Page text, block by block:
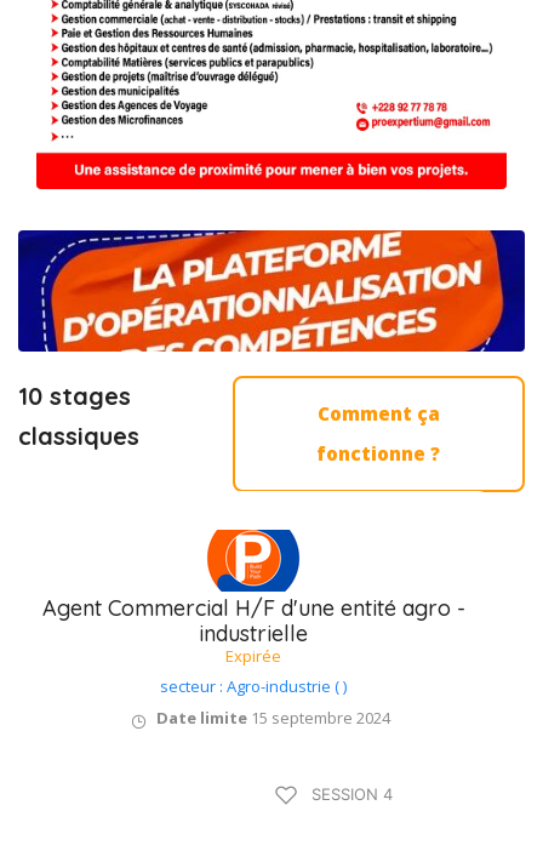
10 stages
classiques
Comment ça
fonctionne ?
Agent Commercial H/F d'une entité agro -
industrielle
Expirée
secteur : Agro-industrie ( )
Date limite15 septembre 2024
SESSION 4